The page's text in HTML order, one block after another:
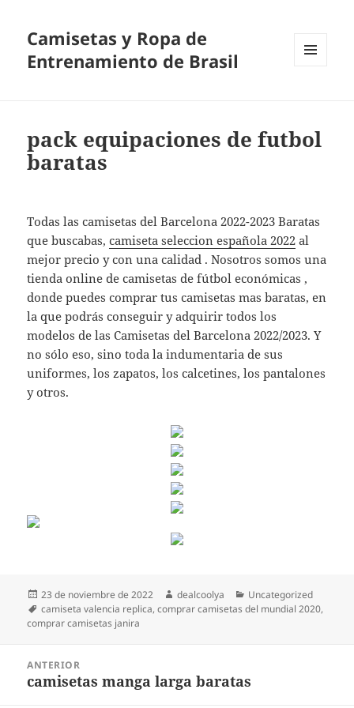
Camisetas y Ropa de
Entrenamiento de Brasil
pack equipaciones de futbol
baratas
Todas las camisetas del Barcelona 2022-2023 Baratas
que buscabas,camiseta seleccion española 2022 al
mejor precio y con una calidad . Nosotros somos una
tienda online de camisetas de fútbol económicas ,
donde puedes comprar tus camisetas mas baratas, en
la que podrás conseguir y adquirir todos los
modelos de las Camisetas del Barcelona 2022/2023. Y
no sólo eso, sino toda la indumentaria de sus
uniformes, los zapatos, los calcetines, los pantalones
y otros.
Publicado
el
23 de noviembre de 2022 Autor
dealcoolya Categorías
Uncategorized
Etiquetas
camiseta valencia replica,comprar camisetas del mundial 2020,
comprar camisetas janira
entradas
ANTERIOR
Entrada
camisetas manga larga baratas